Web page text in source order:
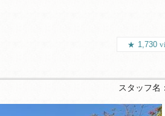
1,730
スタッフ名：